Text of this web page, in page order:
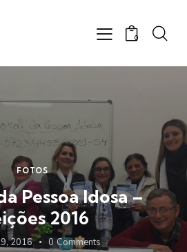
0
FOTOS
Pessoa Idosa –
2016
2016 0 Comments